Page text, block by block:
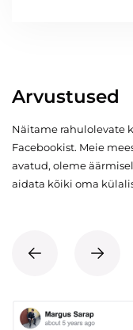
Arvustused
Näitame rahulolevate
Facebookist. Meie
avatud, oleme
aidata kõiki oma